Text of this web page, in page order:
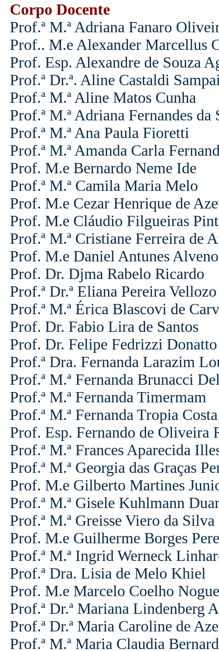
Corpo Docente
Prof.ª M.ª Adriana Fanaro
Prof.. M.e Alexander Marcellus
Prof. Esp. Alexandre de Souza
Prof.ª Dr.ª. Aline Castaldi
Prof.ª M.ª Aline Matos Cunha
Prof.ª M.ª Adriana Fernandes da
Prof.ª M.ª Ana Paula Fioretti
Prof.ª M.ª Amanda Carla
Prof. M.e Bernardo Neme Ide
Prof.ª M.ª Camila Maria Melo
Prof. M.e Cezar Henrique de
Prof. M.e Cláudio Filgueiras
Prof.ª M.ª Cristiane Ferreira de
Prof. M.e Daniel Antunes Alveno
Prof. Dr. Djma Rabelo Ricardo
Prof.ª Dr.ª Eliana Pereira Vellozo
Prof.ª M.ª Érica Blascovi de
Prof. Dr. Fabio Lira de Santos
Prof. Dr. Felipe Fedrizzi Donatto
Prof.ª Dra. Fernanda Larazim
Prof.ª M.ª Fernanda Brunacci
Prof.ª M.ª Fernanda Timermam
Prof.ª M.ª Fernanda Tropia Costa
Prof. Esp. Fernando de Oliveira
Prof.ª M.ª Frances Aparecida
Prof.ª M.ª Georgia das Graças
Prof. M.e Gilberto Martines
Prof.ª M.ª Gisele Kuhlmann
Prof.ª M.ª Greisse Viero da
Prof. M.e Guilherme Borges
Prof.ª M.ª Ingrid Werneck
Prof.ª Dra. Lisia de Melo Khiel
Prof. M.e Marcelo Coelho
Prof.ª Dr.ª Mariana Lindenberg
Prof.ª Dr.ª Maria Caroline de
Prof.ª M.ª Maria Claudia